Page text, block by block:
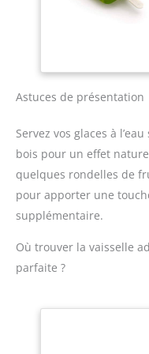
Astuces de présentation
Servez vos glaces à
bois pour un effet
quelques rondelles de
pour apporter une
supplémentaire.
Où trouver la vaisselle
parfaite ?